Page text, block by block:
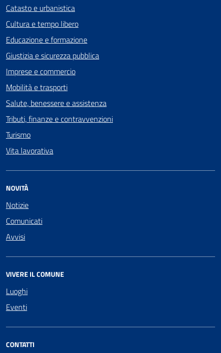
Catasto e urbanistica
Cultura e tempo libero
Educazione e formazione
Giustizia e sicurezza pubblica
Imprese e commercio
Mobilità e trasporti
Salute, benessere e assistenza
Tributi, finanze e contravvenzioni
Turismo
Vita lavorativa
NOVITÀ
Notizie
Comunicati
Avvisi
VIVERE IL COMUNE
Luoghi
Eventi
CONTATTI